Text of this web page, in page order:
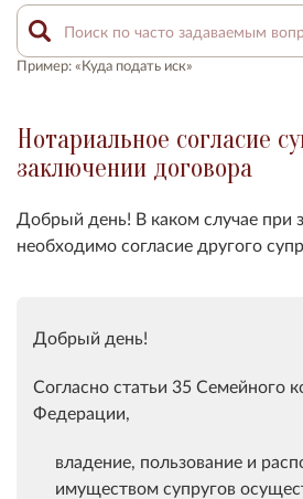
Пример: «Куда подать иск»
Нотариальное согласие
заключении договора
Добрый день! В каком случае при
необходимо согласие другого
Добрый день!
Согласно статьи 35 Семейного
Федерации,
владение, пользование и
имуществом супругов